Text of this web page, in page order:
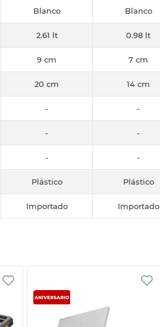
Blanco Blanco
2.61 lt 0.98 lt
9 cm 7 cm
20 cm 14 cm
- -
- -
- -
Plástico Plástico
Importado Importado